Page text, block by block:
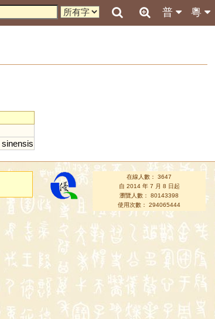
粵
普
sinensis
在線人數： 3647
自 2014 年 7 月 8 日起
瀏覽人數： 80143398
使用次數： 294065444